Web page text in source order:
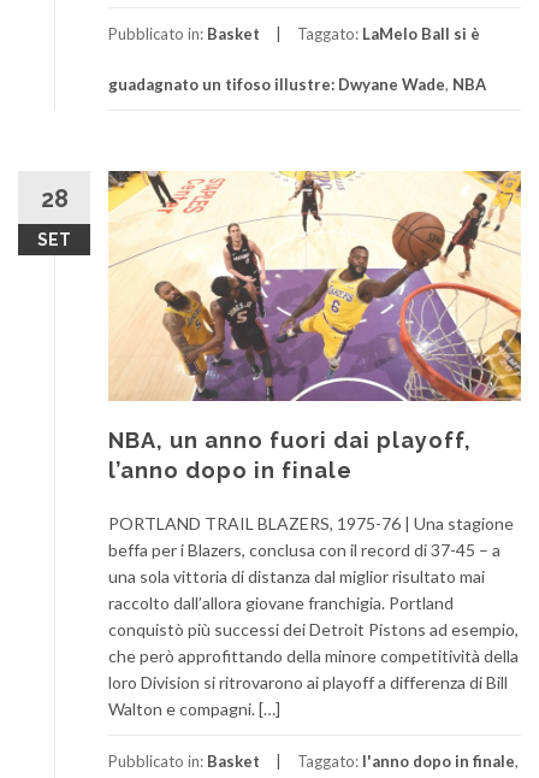
Pubblicato in: Basket Taggato: LaMelo Ball si è
guadagnato un tifoso illustre: Dwyane Wade, NBA
28
SET
NBA, un anno fuori dai playoff,
l’anno dopo in finale
PORTLAND TRAIL BLAZERS, 1975-76 | Una stagione
beffa per i Blazers, conclusa con il record di 37-45 – a
una sola vittoria di distanza dal miglior risultato mai
raccolto dall’allora giovane franchigia. Portland
conquistò più successi dei Detroit Pistons ad esempio,
che però approfittando della minore competitività della
loro Division si ritrovarono ai playoff a differenza di Bill
Walton e compagni. […]
Pubblicato in: Basket Taggato: l'anno dopo in finale,